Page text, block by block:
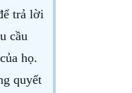
trả lời
cầu
họ.
quyết